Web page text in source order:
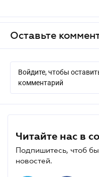
Оставьте
Войдите, чтобы
комментарий
Читайте нас в
Подпишитесь, чтоб
новостей.